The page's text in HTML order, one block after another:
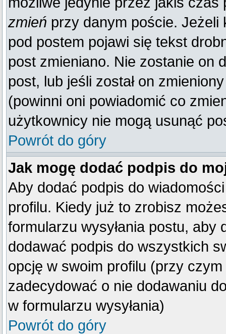
zmień przy danym poście. Jeżeli
pod postem pojawi się tekst
post zmieniano. Nie zostanie on
post, lub jeśli został on
(powinni oni powiadomić co
użytkownicy nie mogą usunąć
Powrót do góry
Jak mogę dodać podpis do
Aby dodać podpis do
profilu. Kiedy już to zrobisz
formularzu wysyłania postu,
dodawać podpis do wszystkich
opcję w swoim profilu (przy
zadecydować o nie dodawaniu
w formularzu wysyłania)
Powrót do góry